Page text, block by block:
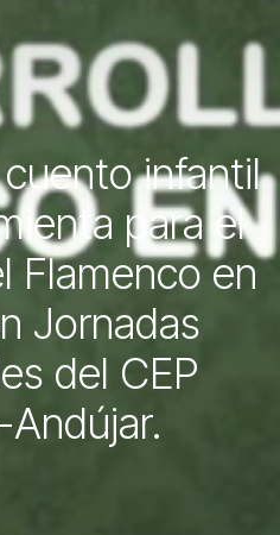
infantil
para el
Flamenco en
Jornadas
del CEP